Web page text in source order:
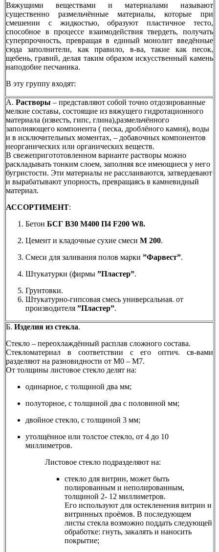
Вяжущими веществами и материалами называют
существенно размельчённые материалы, которые при
смешении с жидкостью, образуют пластичное тесто,
способное в процессе взаимодействия твердеть, получать
суперпрочность, превращая в единый монолит введённые
сюда заполнители, как правило, в-ва, такие как песок,
щебень, гравий, делая таким образом искусственный камень
наподобие песчаника.
В эту группу входят:
А. Растворы – представляют собой точно отдозированные
мелкие составы, состоящие из вяжущего гидротационного
материала (известь, гипс, глина),размельчённого
заполняющего компонента ( песка, дроблёного камня), воды
и в исключительных моментах, – добавочных компонентов
неорганических или органических веществ.
В свежепригототовленном варианте растворы можно
раскладывать тонким слоем, заполняя все имеющиеся у него
бугристости. Эти материалы не расслаиваются, затвердевают
и вырабатывают упорность, превращаясь в камневидный
материал.
АССОРТИМЕНТ:
Бетон БСГ В30 М400 П4 F200 W8.
Цемент и кладочные сухие смеси М 200.
Смеси для заливания полов марки ”Фарвест”.
Штукатурки (фирмы ”Пластер”.
Грунтовки.
Штукатурно-гипсовая смесь универсальная. от
производителя ”Пластер”.
Б. Изделия из стекла.
Cтекло – переохлаждённый расплав сложного состава.
Стекломатериал в соответствии с его оптич. cв-вами
разделяют на разновидности от М0 – М7.
От толщины листовое стекло делят на:
одинарное, с толщиной два мм;
полуторное, с толщиной два с половиной мм;
двойное стекло, с толщиной 3 мм;
утолщённое или толстое стекло, от 4 до 10
миллиметров.
Листовое стекло подразделяют на:
стекло для витрин, может быть
полированным и неполированным,
толщиной 2- 12 миллиметров.
Его используют для остекленения витрин и
витринных проёмов. В последующем
листы стекла возможно поддать следующей
обработке: гнуть, закалять и наносить
покрытие;